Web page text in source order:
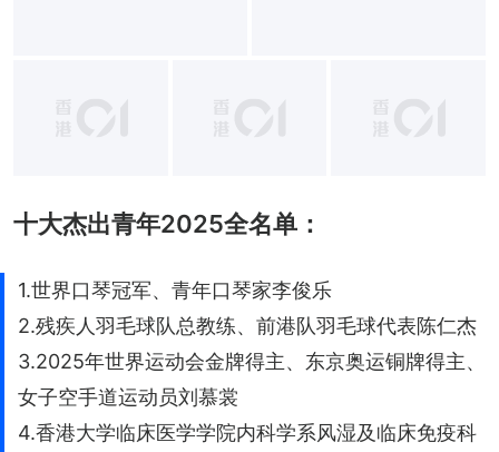
十大杰出青年2025全名单：
1.世界口琴冠军、青年口琴家李俊乐
2.残疾人羽毛球队总教练、前港队羽毛球代表陈仁杰
3.2025年世界运动会金牌得主、东京奥运铜牌得主、
女子空手道运动员刘慕裳
4.香港大学临床医学学院内科学系风湿及临床免疫科